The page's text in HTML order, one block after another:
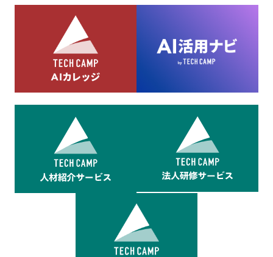
当社は第三者が運営するデータ・マネジメント・プラットフォ
ームからcookieにより収集されたウェブの閲覧機歴及びその分
析結果を取得し、これをお客様の個人データと結びつけた上
で、広告配信等の目的で利用いたします。